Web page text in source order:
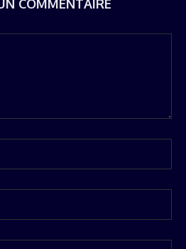
COMMENTAIRE